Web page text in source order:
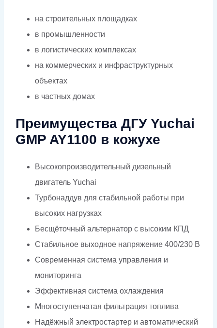
на строительных площадках
в промышленности
в логистических комплексах
на коммерческих и инфраструктурных
объектах
в частных домах
Преимущества ДГУ Yuchai
GMP AY1100 в кожухе
Высокопроизводительный дизельный
двигатель Yuchai
Турбонаддув для стабильной работы при
высоких нагрузках
Бесщёточный альтернатор с высоким КПД
Стабильное выходное напряжение 400/230 В
Современная система управления и
мониторинга
Эффективная система охлаждения
Многоступенчатая фильтрация топлива
Надёжный электростартер и автоматический